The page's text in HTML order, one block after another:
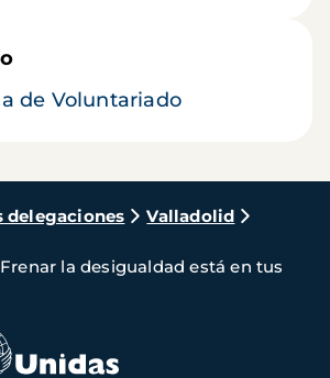
de Voluntariado
delegaciones
Valladolid
la desigualdad está en tus